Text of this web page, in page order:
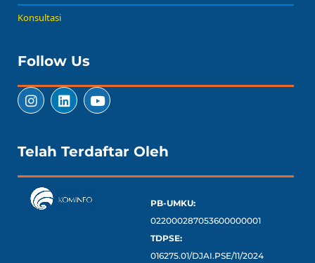
Konsultasi
Follow Us
Telah Terdaftar Oleh
PB-UMKU:
022000287053600000001
TDPSE:
016275.01/DJAI.PSE/11/2024